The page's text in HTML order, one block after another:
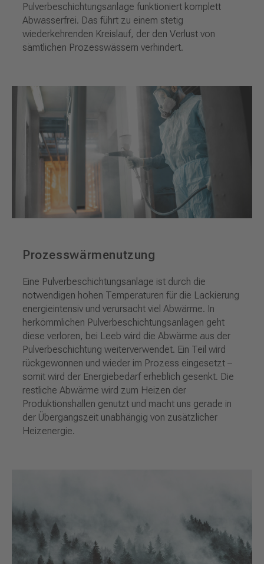
Pulverbeschichtungsanlage funktioniert komplett
Abwasserfrei. Das führt zu einem stetig
wiederkehrenden Kreislauf, der den Verlust von
sämtlichen Prozesswässern verhindert.
Prozesswärmenutzung
Eine Pulverbeschichtungsanlage ist durch die
notwendigen hohen Temperaturen für die Lackierung
energieintensiv und verursacht viel Abwärme. In
herkömmlichen Pulverbeschichtungsanlagen geht
diese verloren, bei Leeb wird die Abwärme aus der
Pulverbeschichtung weiterverwendet. Ein Teil wird
rückgewonnen und wieder im Prozess eingesetzt –
somit wird der Energiebedarf erheblich gesenkt. Die
restliche Abwärme wird zum Heizen der
Produktionshallen genutzt und macht uns gerade in
der Übergangszeit unabhängig von zusätzlicher
Heizenergie.